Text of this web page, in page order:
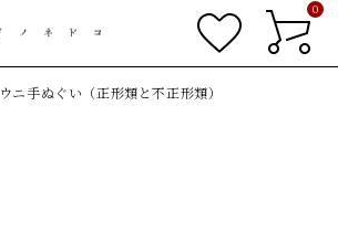
0
ウニ手ぬぐい（正形類と不正形類）